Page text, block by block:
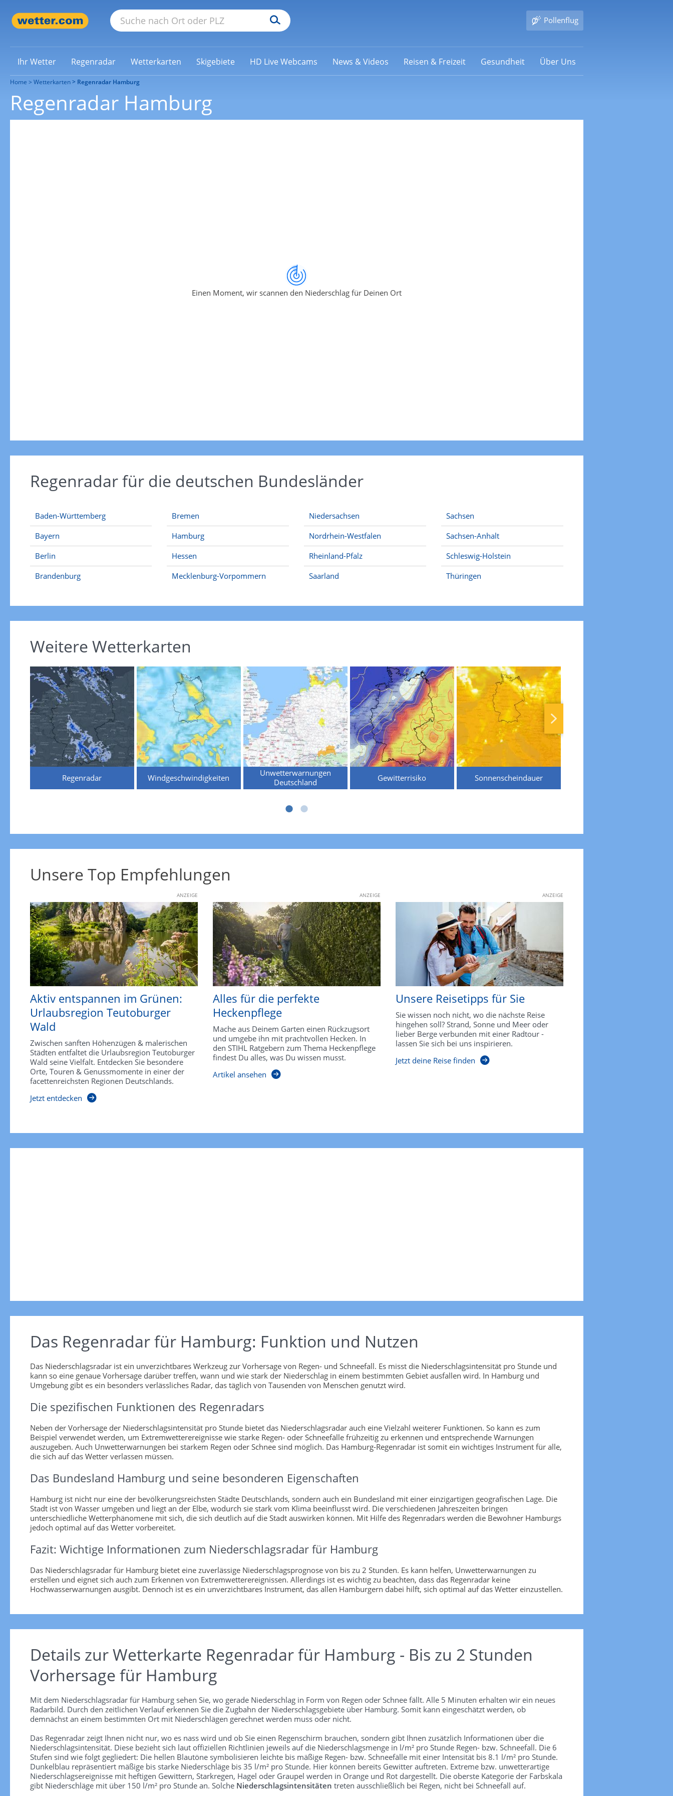
Pollenflug
Ihr Wetter Regenradar Wetterkarten Skigebiete HD Live Webcams News & Videos Reisen & Freizeit Gesundheit Über Uns
Home Wetterkarten Regenradar Hamburg
Regenradar Hamburg
Einen Moment, wir scannen den Niederschlag für Deinen Ort
Regenradar für die deutschen Bundesländer
Baden-Württemberg
Bayern
Berlin
Brandenburg
Bremen
Hamburg
Hessen
Mecklenburg-Vorpommern
Niedersachsen
Nordrhein-Westfalen
Rheinland-Pfalz
Saarland
Sachsen
Sachsen-Anhalt
Schleswig-Holstein
Thüringen
Weitere Wetterkarten
Regenradar Windgeschwindigkeiten
Unwetterwarnungen
Deutschland
Gewitterrisiko Sonnenscheindauer
Unsere Top Empfehlungen
ANZEIGE
Aktiv entspannen im Grünen:
Urlaubsregion Teutoburger
Wald
Zwischen sanften Höhenzügen & malerischen
Städten entfaltet die Urlaubsregion Teutoburger
Wald seine Vielfalt. Entdecken Sie besondere
Orte, Touren & Genussmomente in einer der
facettenreichsten Regionen Deutschlands.
Jetzt entdecken
ANZEIGE
Alles für die perfekte
Heckenpflege
Mache aus Deinem Garten einen Rückzugsort
und umgebe ihn mit prachtvollen Hecken. In
den STIHL Ratgebern zum Thema Heckenpflege
findest Du alles, was Du wissen musst.
Artikel ansehen
ANZEIGE
Unsere Reisetipps für Sie
Sie wissen noch nicht, wo die nächste Reise
hingehen soll? Strand, Sonne und Meer oder
lieber Berge verbunden mit einer Radtour -
lassen Sie sich bei uns inspirieren.
Jetzt deine Reise finden
Das Regenradar für Hamburg: Funktion und Nutzen
Das Niederschlagsradar ist ein unverzichtbares Werkzeug zur Vorhersage von Regen- und Schneefall. Es misst die Niederschlagsintensität pro Stunde und
kann so eine genaue Vorhersage darüber treffen, wann und wie stark der Niederschlag in einem bestimmten Gebiet ausfallen wird. In Hamburg und
Umgebung gibt es ein besonders verlässliches Radar, das täglich von Tausenden von Menschen genutzt wird.
Die spezifischen Funktionen des Regenradars
Neben der Vorhersage der Niederschlagsintensität pro Stunde bietet das Niederschlagsradar auch eine Vielzahl weiterer Funktionen. So kann es zum
Beispiel verwendet werden, um Extremwetterereignisse wie starke Regen- oder Schneefälle frühzeitig zu erkennen und entsprechende Warnungen
auszugeben. Auch Unwetterwarnungen bei starkem Regen oder Schnee sind möglich. Das Hamburg-Regenradar ist somit ein wichtiges Instrument für alle,
die sich auf das Wetter verlassen müssen.
Das Bundesland Hamburg und seine besonderen Eigenschaften
Hamburg ist nicht nur eine der bevölkerungsreichsten Städte Deutschlands, sondern auch ein Bundesland mit einer einzigartigen geografischen Lage. Die
Stadt ist von Wasser umgeben und liegt an der Elbe, wodurch sie stark vom Klima beeinflusst wird. Die verschiedenen Jahreszeiten bringen
unterschiedliche Wetterphänomene mit sich, die sich deutlich auf die Stadt auswirken können. Mit Hilfe des Regenradars werden die Bewohner Hamburgs
jedoch optimal auf das Wetter vorbereitet.
Fazit: Wichtige Informationen zum Niederschlagsradar für Hamburg
Das Niederschlagsradar für Hamburg bietet eine zuverlässige Niederschlagsprognose von bis zu 2 Stunden. Es kann helfen, Unwetterwarnungen zu
erstellen und eignet sich auch zum Erkennen von Extremwetterereignissen. Allerdings ist es wichtig zu beachten, dass das Regenradar keine
Hochwasserwarnungen ausgibt. Dennoch ist es ein unverzichtbares Instrument, das allen Hamburgern dabei hilft, sich optimal auf das Wetter einzustellen.
Details zur Wetterkarte Regenradar für Hamburg - Bis zu 2 Stunden
Vorhersage für Hamburg
Mit dem Niederschlagsradar für Hamburg sehen Sie, wo gerade Niederschlag in Form von Regen oder Schnee fällt. Alle 5 Minuten erhalten wir ein neues
Radarbild. Durch den zeitlichen Verlauf erkennen Sie die Zugbahn der Niederschlagsgebiete über Hamburg. Somit kann eingeschätzt werden, ob
demnächst an einem bestimmten Ort mit Niederschlägen gerechnet werden muss oder nicht.
Das Regenradar zeigt Ihnen nicht nur, wo es nass wird und ob Sie einen Regenschirm brauchen, sondern gibt Ihnen zusätzlich Informationen über die
Niederschlagsintensität. Diese bezieht sich laut offiziellen Richtlinien jeweils auf die Niederschlagsmenge in l/m² pro Stunde Regen- bzw. Schneefall. Die 6
Stufen sind wie folgt gegliedert: Die hellen Blautöne symbolisieren leichte bis mäßige Regen- bzw. Schneefälle mit einer Intensität bis 8.1 l/m² pro Stunde.
Dunkelblau repräsentiert mäßige bis starke Niederschläge bis 35 l/m² pro Stunde. Hier können bereits Gewitter auftreten. Extreme bzw. unwetterartige
Niederschlagsereignisse mit heftigen Gewittern, Starkregen, Hagel oder Graupel werden in Orange und Rot dargestellt. Die oberste Kategorie der Farbskala
gibt Niederschläge mit über 150 l/m² pro Stunde an. Solche Niederschlagsintensitäten treten ausschließlich bei Regen, nicht bei Schneefall auf.